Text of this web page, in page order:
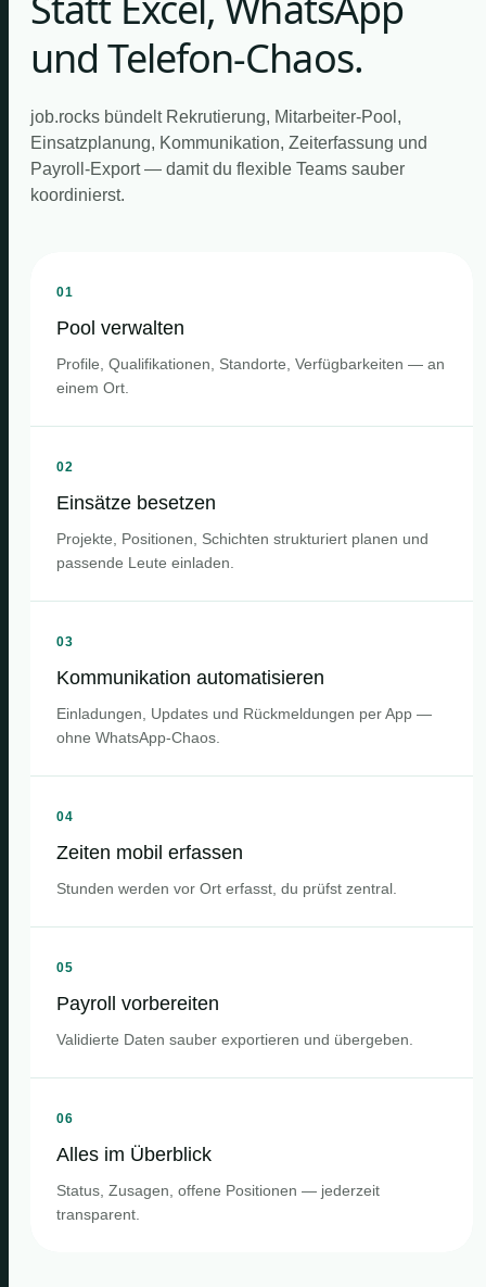
und Telefon-Chaos.
job.rocks bündelt Rekrutierung, Mitarbeiter-Pool,
Einsatzplanung, Kommunikation, Zeiterfassung und
Payroll-Export — damit du flexible Teams sauber
koordinierst.
01
Pool verwalten
Profile, Qualifikationen, Standorte, Verfügbarkeiten — an
einem Ort.
02
Einsätze besetzen
Projekte, Positionen, Schichten strukturiert planen und
passende Leute einladen.
03
Kommunikation automatisieren
Einladungen, Updates und Rückmeldungen per App —
ohne WhatsApp-Chaos.
04
Zeiten mobil erfassen
Stunden werden vor Ort erfasst, du prüfst zentral.
05
Payroll vorbereiten
Validierte Daten sauber exportieren und übergeben.
06
Alles im Überblick
Status, Zusagen, offene Positionen — jederzeit
transparent.